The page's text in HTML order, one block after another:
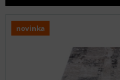
novinka